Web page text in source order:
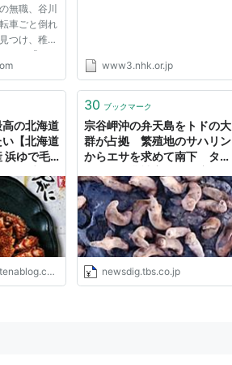
無職、谷川
車ごと倒れ
つけ、稚内
んは「シカ
ており、頭
www3.nhk.or.jp
の北海道
【北海道
浜ゆで毛
30 ブックマーク
宗谷岬沖の弁天島をトドの大
群が占拠 繁殖地のサハリン
からエサを求めて南下 タコ
億円規模に 北海道稚内市 |
TBS NEWS DIG
newsdig.tbs.co.jp